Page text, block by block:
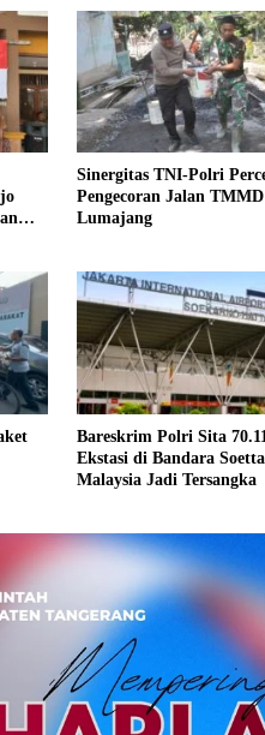
Sinergitas TNI-Polri
Pengecoran Jalan
Lumajang
Bareskrim Polri Sita
Ekstasi di Bandara
Malaysia Jadi Tersangka